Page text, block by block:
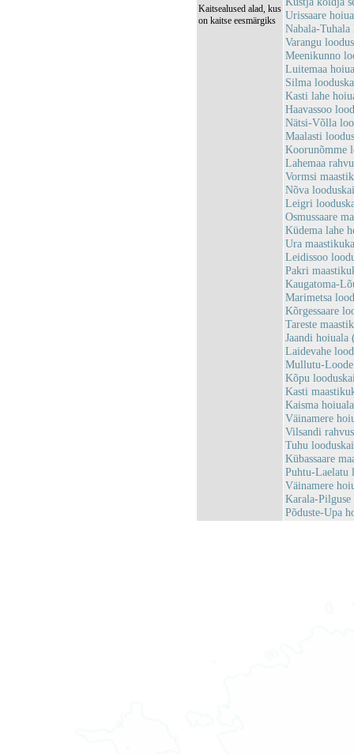
Kaitsealused alad, kus
on kaitse eesmärgiks
Urissaare
Nabala-
Varangu
Meenikunno
Luitemaa
Silma
Kasti lahe
Haavassoo
Nätsi-Võlla
Maalasti
Koorunõmme
Lahemaa
Vormsi
Nõva
Leigri
Osmussaare
Küdema lahe
Ura
Leidissoo
Pakri
Kaugatoma-
Marimetsa
Kõrgessaare
Tareste
Jaandi
Laidevahe
Mullutu-
Kõpu
Kasti
Kaisma
Väinamere
Vilsandi
Tuhu
Kübassaare
Puhtu-Laelatu
Väinamere
Karala-
Põduste-Upa